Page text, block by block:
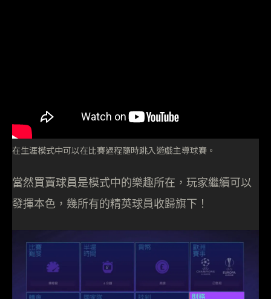
在生涯模式中可以在比賽過程隨時跳入遊戲主導球賽。
當然買賣球員是模式中的樂趣所在，玩家繼續可以
發揮本色，幾所有的精英球員收歸旗下！